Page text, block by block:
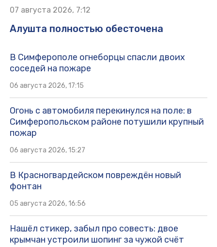
07 августа 2026, 7:12
Алушта полностью обесточена
В Симферополе огнеборцы спасли двоих
соседей на пожаре
06 августа 2026, 17:15
Огонь с автомобиля перекинулся на поле: в
Симферопольском районе потушили крупный
пожар
06 августа 2026, 15:27
В Красногвардейском повреждён новый
фонтан
05 августа 2026, 16:56
Нашёл стикер, забыл про совесть: двое
крымчан устроили шопинг за чужой счёт